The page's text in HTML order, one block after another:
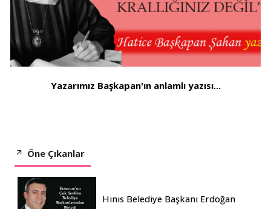
Yazarımız Başkapan'ın anlamlı yazısı...
Öne Çıkanlar
Hınıs Belediye Başkanı Erdoğan